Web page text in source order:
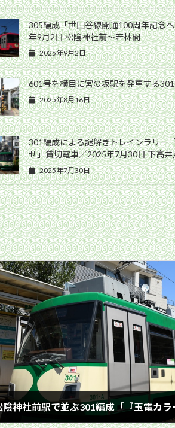
305編成「世田谷線開通100周年記念
年9月2日 松陰神社前〜若林間
2025年9月2日
601号を横目に宮の坂駅を発車する
2025年8月16日
301編成による謎解きトレインラリー
せ」貸切電車／2025年7月30日 下高
2025年7月30日